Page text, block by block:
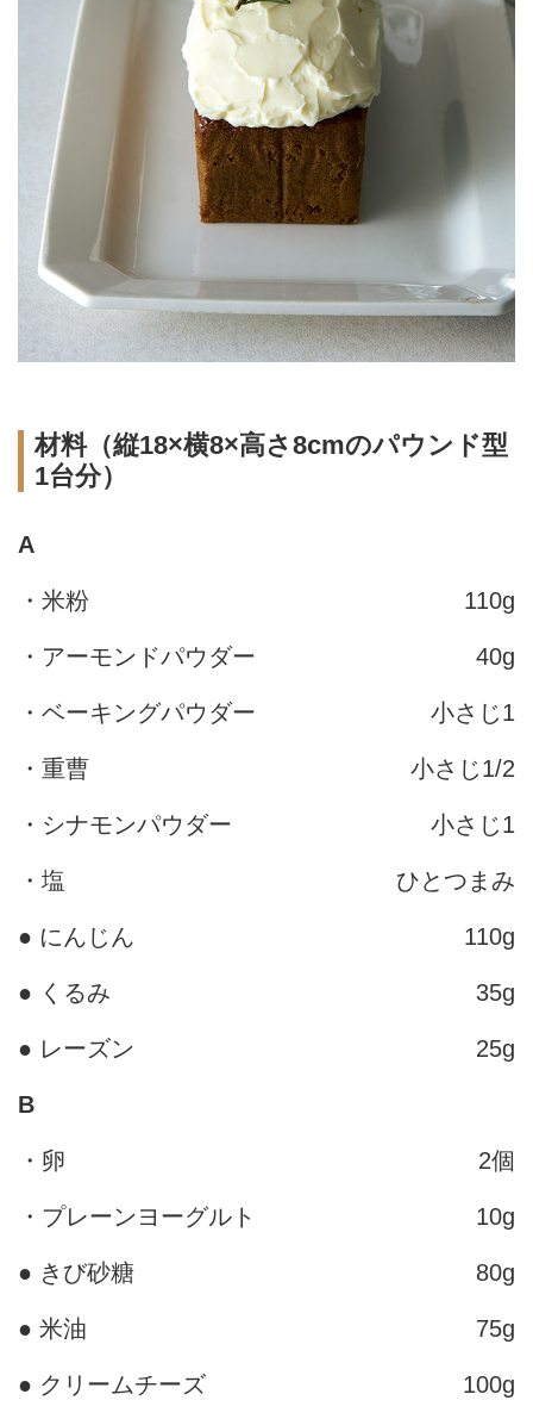
材料（縦18×横8×高さ8cmのパウンド型
1台分）
A
・米粉 110g
・アーモンドパウダー 40g
・ベーキングパウダー 小さじ1
・重曹 小さじ1/2
・シナモンパウダー 小さじ1
・塩 ひとつまみ
● にんじん 110g
● くるみ 35g
● レーズン 25g
B
・卵 2個
・プレーンヨーグルト 10g
● きび砂糖 80g
● 米油 75g
● クリームチーズ 100g